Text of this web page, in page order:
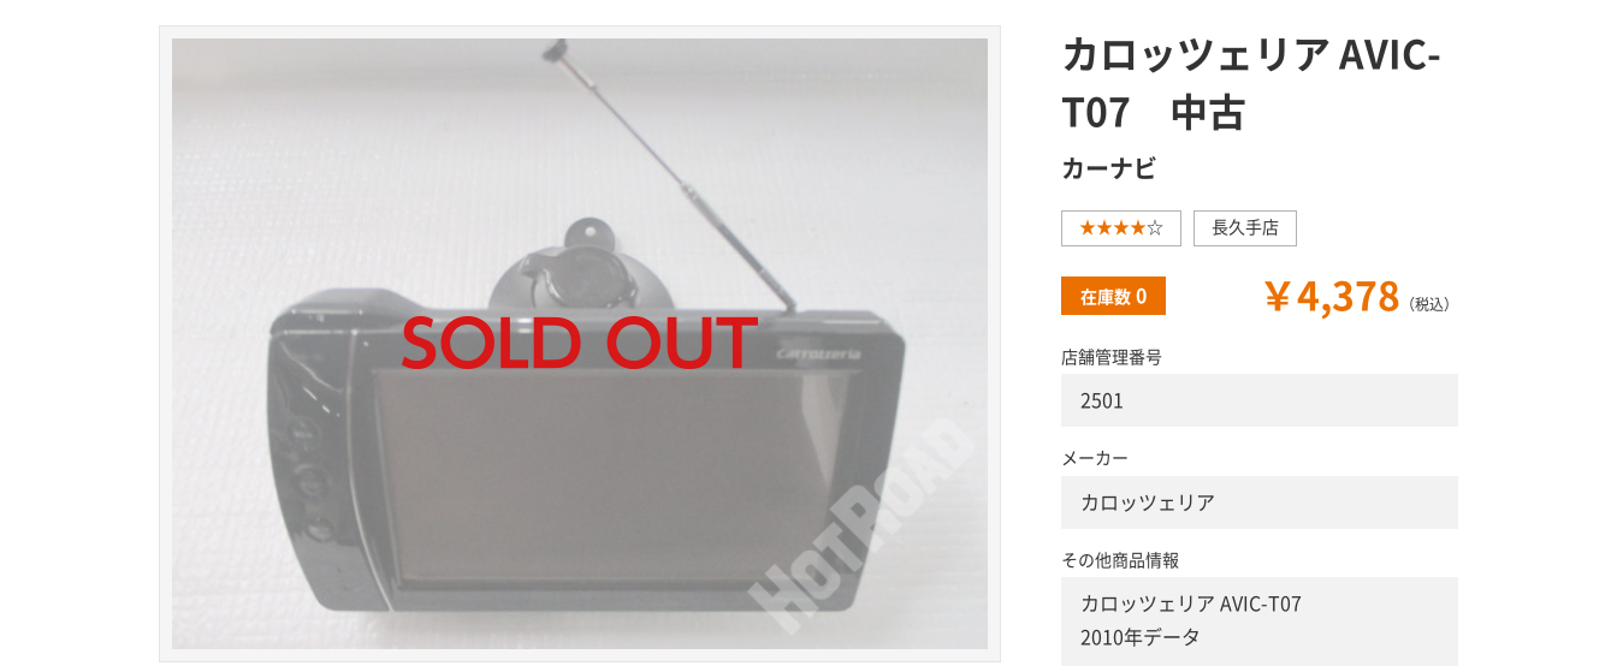
カロッツェリア AVIC-
T07 中古
カーナビ
★★★★☆ 長久手店
在庫数 0 ￥4,378 （税込）
店舗管理番号
2501
メーカー
カロッツェリア
その他商品情報
カロッツェリア AVIC-T07
2010年データ